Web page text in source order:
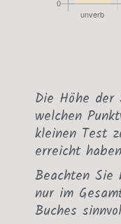
Die Höhe der
welchen
kleinen Test
erreicht
Beachten Sie
nur im
Buches